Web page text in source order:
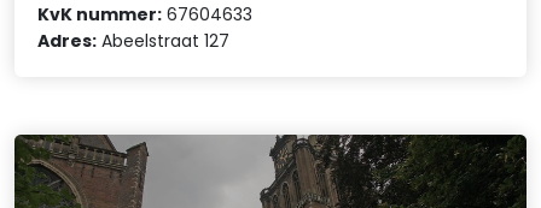
KvK nummer: 67604633
Adres: Abeelstraat 127